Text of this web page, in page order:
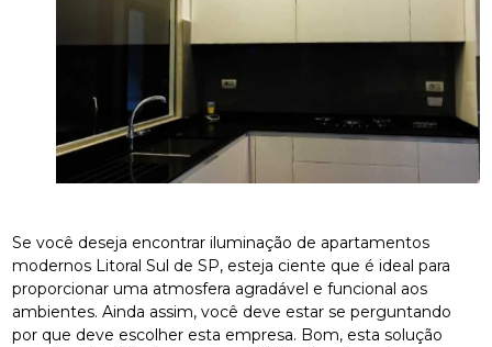
Se você deseja encontrar iluminação de apartamentos
modernos Litoral Sul de SP, esteja ciente que é ideal para
proporcionar uma atmosfera agradável e funcional aos
ambientes. Ainda assim, você deve estar se perguntando
por que deve escolher esta empresa. Bom, esta solução